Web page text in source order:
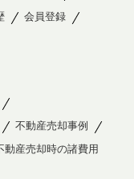
会員登録
不動産売却事例
動産売却時の諸費用